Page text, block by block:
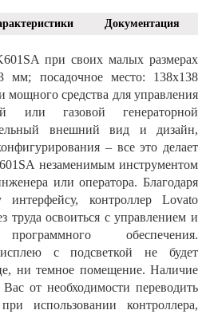
Документация
при своих малых размерах
мм; посадочное место: 138х138
средства для управления
или газовой генераторной
внешний вид и дизайн,
– все это делает
незаменимым инструментом
или оператора. Благодаря
интерфейсу, контроллер Lovato
труда освоиться с управлением и
обеспечения.
с подсветкой не будет
ни темное помещение. Наличие
от необходимости переводить
использовании контроллера,